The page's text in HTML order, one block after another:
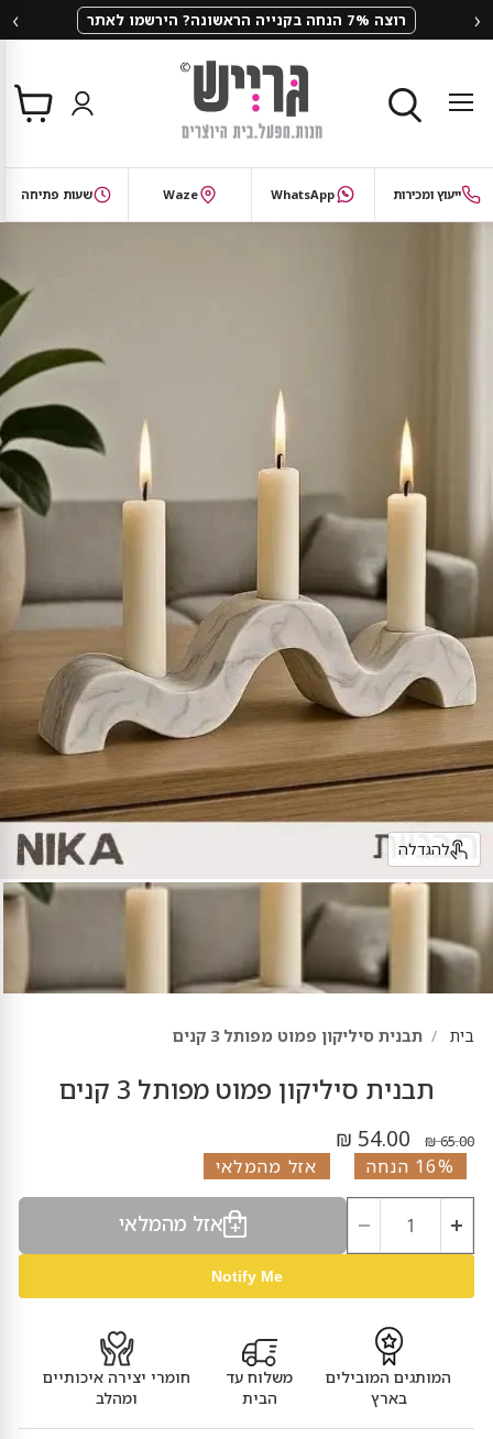
‹ רוצה 7% הנחה בקנייה הראשונה? הירשמו לאתר ›
תפריט
צפי
בסל
ייעוץ ומכירות WhatsApp
Waze שעות פתיחה
להגדלה
בית תבנית סיליקון פמוט מפותל 3 קנים
תבנית סיליקון פמוט מפותל 3 קנים
16% הנחה אזל מהמלאי
מחיר מקורי
65.00 ₪ מחיר נוכחי
54.00 ₪
אזל מהמלאי
Notify Me
המותגים המובילים
בארץ
משלוח עד
הבית
חומרי יצירה איכותיים
ומהלב